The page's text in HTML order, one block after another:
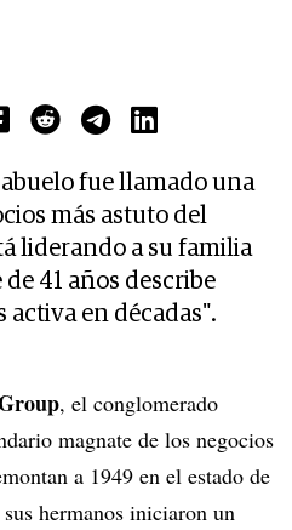
fue llamado una
más astuto del
liderando a su familia
41 años describe
activa en décadas".
, el conglomerado
magnate de los negocios
a 1949 en el estado de
hermanos iniciaron un